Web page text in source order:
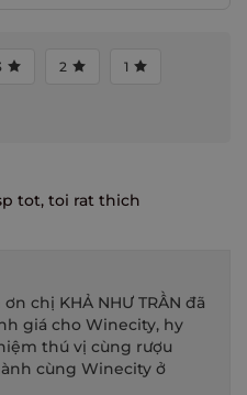
2 1
tot, toi rat thich
chị KHẢ NHƯ TRẦN đã
giá cho Winecity, hy
thú vị cùng rượu
cùng Winecity ở